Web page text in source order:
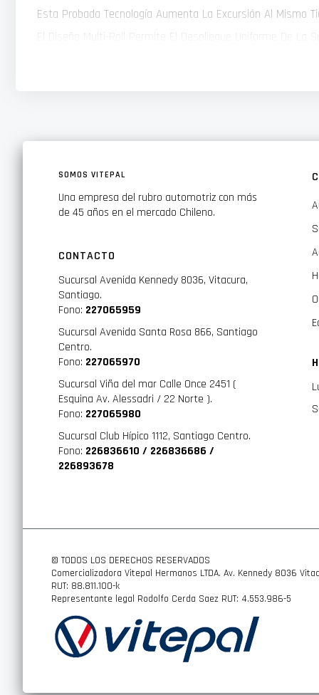
Esta Probada Tecnología Aumenta La Excursión Al Mismo
Cono Cfrp Los Altavoces De La Serie S Son Los Primeros
El Resultado Es Rigidez En Todo El Cono Ofreciendo Un
- Cfrp (Plastico Reforzado Con Fibra De Carbono) Cono
- Gran Bobina De Voz De 25 Mm
- Material Del Imán: Ferrite Tweeter
- Tweeter De Cúpula De Seda De Alto Rango De 1"
- Material Del Imán: Neodimio Filtro
- Diseño De Divisor (In-Line) Especificaciones Capacidad De
- Potencia Rms: 45 W (Cuenta Con Cta-2031) Dimensiones
- Diámetro: 102 Mm
- Profundidad De Instalación: 43 Mm
- Altura De Instalación: 13.3 Mm
- Impedancia: 4 Ohms
- Sensibilidad: 86 Db/W
SOMOS VITEPAL
Una empresa del rubro automotriz con más
de 45 años en el mercado Chileno.
CONTACTO
Sucursal Avenida Kennedy 8036, Vitacura,
Santiago.
Fono: 227065959
Sucursal Avenida Santa Rosa 866, Santiago
Centro.
Fono: 227065970
Sucursal Viña del mar Calle Once 2451 (
Esquina Av. Alessadri / 22 Norte ).
Fono: 227065980
Sucursal Club Hípico 1112, Santiago Centro.
Fono: 226836610 / 226836686 /
226893678
© TODOS LOS DERECHOS RESERVADOS
Comercializadora Vitepal Hermanos LTDA. Av. Kennedy 8036
RUT: 88.811.100-k
Representante legal Rodolfo Cerda Saez RUT: 4.553.986-5